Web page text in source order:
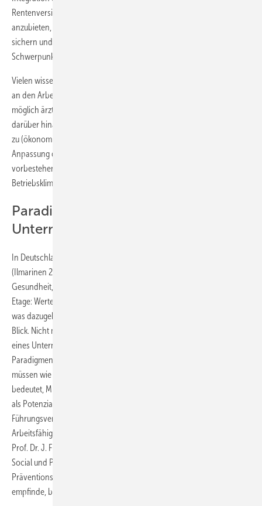
Rentenversicherung werden jetzt verpflichtet, Präventionsleistungen
anzubieten, den Erfolg der gewährten Maßnahme der Teilhabe zu
sichern und Leistungen der Nachsorge zu erbringen (s. ASU
Schwerpunktheft 4/2017).
Vielen wissenschaftlichen Erkenntnissen zufolge sollte die Rückkehr
an den Arbeitsplatz unabhängig von der Erkrankung so früh wie
möglich ärztlich begleitet werden. Eine hohe Wertigkeit kommt
darüber hinaus den berufsbezogenen und psychosozialen Aspekten
zu (ökonomische Situation, proaktives Vorgehen der Arbeitgeber,
Anpassung der Anforderungen, technische Hilfsmittel, Lösung
vorbestehender Arbeitsplatzkonflikte, Qualität der Führung,
Betriebsklima, Arbeitszufriedenheit).
Paradigmenwechsel in der
Unternehmensführung
In Deutschland nimmt unter anderem das „Haus der Arbeitsfähigkeit“
(Ilmarinen 2006, 2008) mit seinen vier Stockwerken (1. Etage:
Gesundheit, Krankheit, Leistungsfähigkeit, 2. Etage: Kompetenz, 3.
Etage: Werte, Einstellungen, Motivationen, 4. Etage: Arbeit und alles,
was dazugehört) die Anforderungen der Arbeit von morgen in den
Blick. Nicht mehr Gebäude oder Maschinen sind der eigentliche Wert
eines Unternehmens, sondern die Menschen. Es resultiert ein
Paradigmenwechsel in der Unternehmensführung. Unternehmen
müssen wie lebendige Organismen gesteuert werden, Führung
bedeutet, Mitarbeiter/innen als Experten für ihren Job zu betrachten,
als Potenzialträger, deren Potenziale es zu entwickeln gilt. Das
Führungsverhalten übe einen wesentlichen Einfluss auf die
Arbeitsfähigkeit aus, so Prof. Dr. J. Ilmarinen, Finnland. Dies bestätigt
Prof. Dr. J. Fischer, Direktor des Mannheim Institute of Public Health,
Social und Preventive Medicine, bei seinem Vortrag auf dem
Präventionskongress 2017: Wer Sinn und Freude an seiner Arbeit
empfinde, bleibe länger gesund und leistungsfähig („FreuSinn“).